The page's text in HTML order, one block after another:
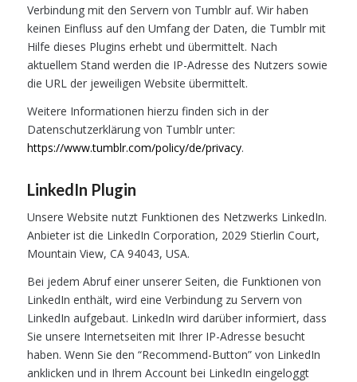
Verbindung mit den Servern von Tumblr auf. Wir haben
keinen Einfluss auf den Umfang der Daten, die Tumblr mit
Hilfe dieses Plugins erhebt und übermittelt. Nach
aktuellem Stand werden die IP-Adresse des Nutzers sowie
die URL der jeweiligen Website übermittelt.
Weitere Informationen hierzu finden sich in der
Datenschutzerklärung von Tumblr unter:
https://www.tumblr.com/policy/de/privacy.
LinkedIn Plugin
Unsere Website nutzt Funktionen des Netzwerks LinkedIn.
Anbieter ist die LinkedIn Corporation, 2029 Stierlin Court,
Mountain View, CA 94043, USA.
Bei jedem Abruf einer unserer Seiten, die Funktionen von
LinkedIn enthält, wird eine Verbindung zu Servern von
LinkedIn aufgebaut. LinkedIn wird darüber informiert, dass
Sie unsere Internetseiten mit Ihrer IP-Adresse besucht
haben. Wenn Sie den “Recommend-Button” von LinkedIn
anklicken und in Ihrem Account bei LinkedIn eingeloggt